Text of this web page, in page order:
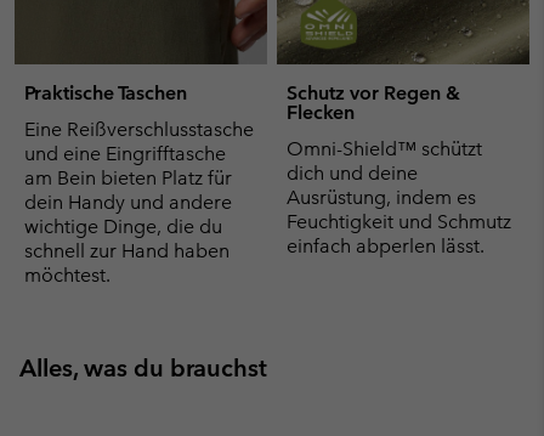
Praktische Taschen
Eine Reißverschlusstasche
und eine Eingrifftasche
am Bein bieten Platz für
dein Handy und andere
wichtige Dinge, die du
schnell zur Hand haben
möchtest.
Schutz vor Regen &
Flecken
Omni-Shield™ schützt
dich und deine
Ausrüstung, indem es
Feuchtigkeit und Schmutz
einfach abperlen lässt.
Alles, was du brauchst